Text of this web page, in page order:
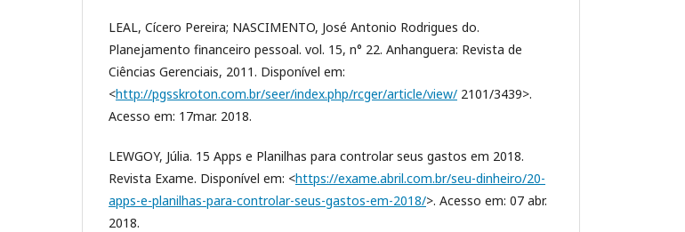
LEAL, Cícero Pereira; NASCIMENTO, José Antonio Rodrigues do.
Planejamento financeiro pessoal. vol. 15, n° 22. Anhanguera: Revista de
Ciências Gerenciais, 2011. Disponível em:
<http://pgsskroton.com.br/seer/index.php/rcger/article/view/ 2101/3439>.
Acesso em: 17mar. 2018.
LEWGOY, Júlia. 15 Apps e Planilhas para controlar seus gastos em 2018.
Revista Exame. Disponível em: <https://exame.abril.com.br/seu-dinheiro/20-
apps-e-planilhas-para-controlar-seus-gastos-em-2018/>. Acesso em: 07 abr.
2018.